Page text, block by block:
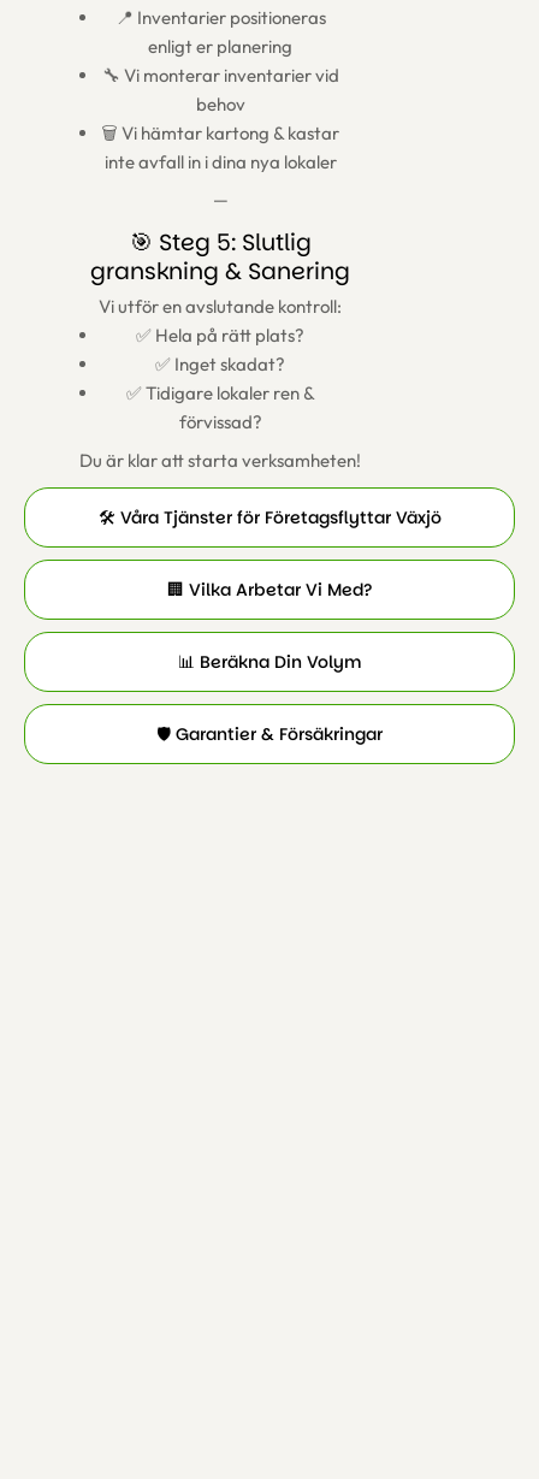
🛠️ Våra Tjänster för Företagsflyttar Växjö
🏢 Vilka Arbetar Vi Med?
📊 Beräkna Din Volym
🛡️ Garantier & Försäkringar
📍 Inventarier positioneras
enligt er planering
🔧 Vi monterar inventarier vid
behov
🗑️ Vi hämtar kartong & kastar
inte avfall in i dina nya lokaler
—
🎯 Steg 5: Slutlig
granskning & Sanering
Vi utför en avslutande kontroll:
✅ Hela på rätt plats?
✅ Inget skadat?
✅ Tidigare lokaler ren &
förvissad?
Du är klar att starta verksamheten!